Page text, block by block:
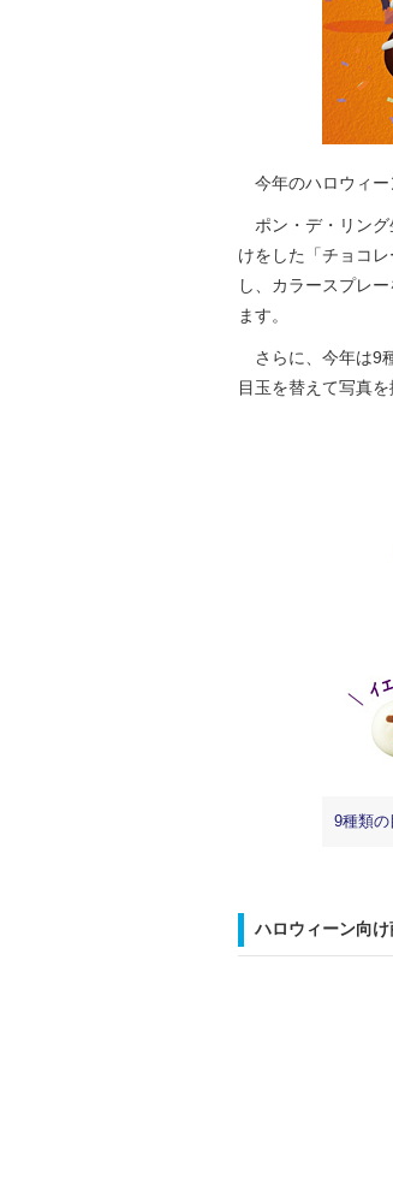
今年のハロウィー
ポン・デ・リング
けをした「チョコ
し、カラースプレ
ます。
さらに、今年は9
目玉を替えて写真
9種類
ハロウィーン向